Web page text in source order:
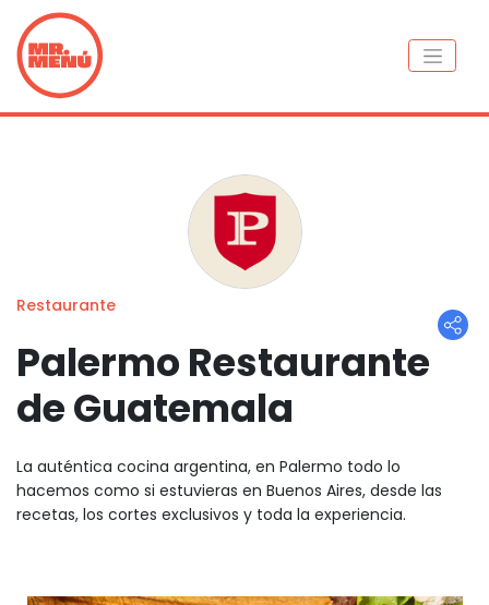
Restaurante
Palermo Restaurante
de Guatemala
La auténtica cocina argentina, en Palermo todo lo
hacemos como si estuvieras en Buenos Aires, desde las
recetas, los cortes exclusivos y toda la experiencia.